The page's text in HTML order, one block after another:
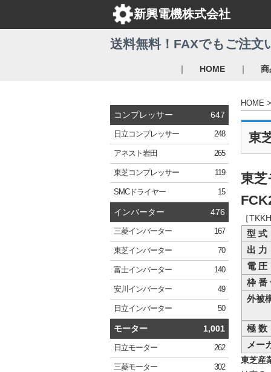
新興電機株式会社
｜ HOME ｜ 商
コンプレッサー 647
日立コンプレッサー 248
アネスト岩田 265
東芝コンプレッサー 119
SMCドライヤー 15
インバーター 476
三菱インバーター 167
東芝インバーター 70
富士インバーター 140
安川 インバーター 49
日立インバーター 50
モーター 1,001
日立モーター 262
三菱モーター 302
送料無料！FAXでもご注文
HOME
東
東芝
［
型 式
出 力
電 圧
枠 番
外被
極 数
メー
東芝産